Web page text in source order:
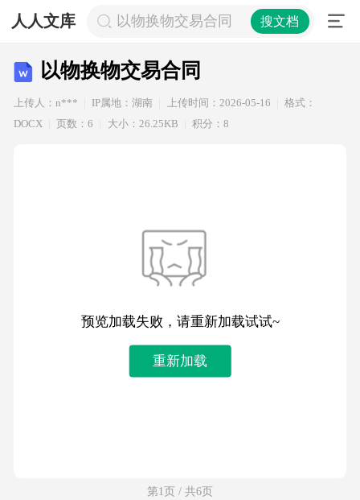
人人文库 以物换物交易合同 搜文档
以物换物交易合同
上传人：n*** IP属地：湖南 上传时间：2026-05-16
格式：
DOCX
页数：6 大小：26.25KB 积分：8
预览加载失败，请重新加载试试~
重新加载
第1页 / 共6页